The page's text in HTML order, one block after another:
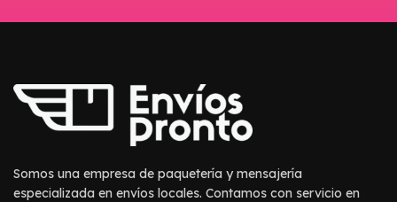
Somos una empresa de paquetería y mensajería
especializada en envíos locales. Contamos con servicio en